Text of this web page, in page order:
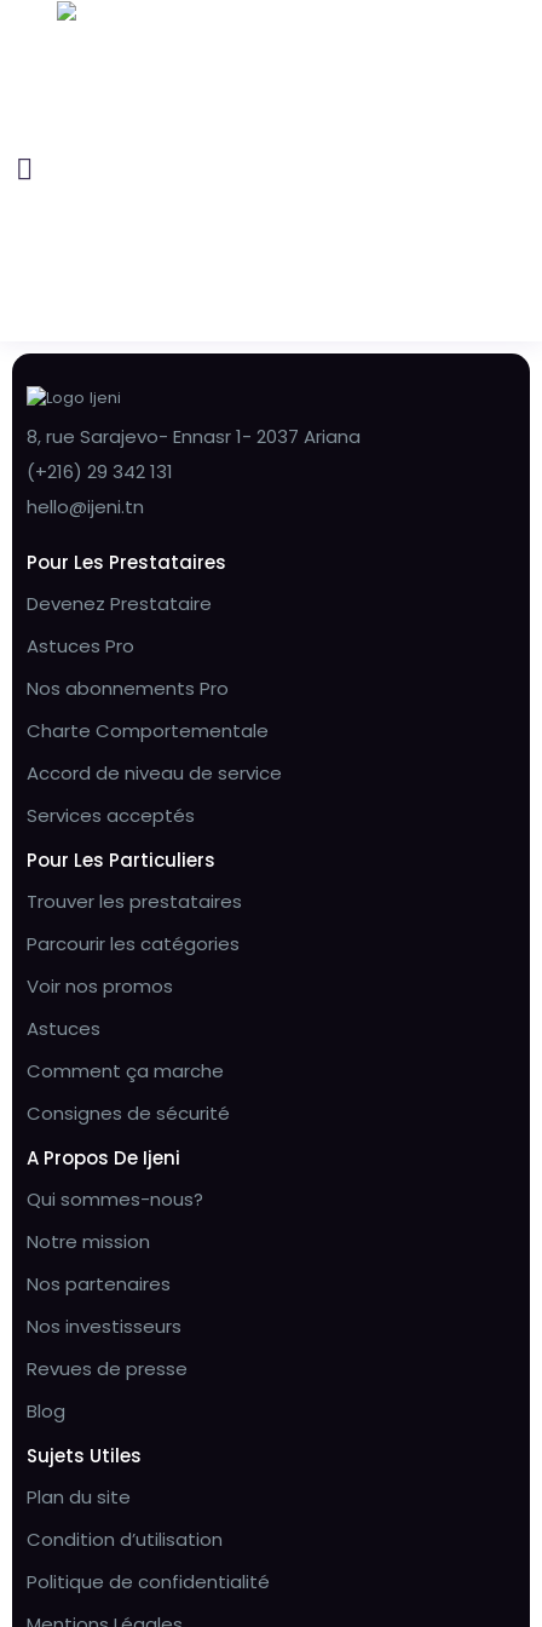
8, rue Sarajevo- Ennasr 1- 2037 Ariana
(+216) 29 342 131
hello@ijeni.tn
Pour Les Prestataires
Devenez Prestataire
Astuces Pro
Nos abonnements Pro
Charte Comportementale
Accord de niveau de service
Services acceptés
Pour Les Particuliers
Trouver les prestataires
Parcourir les catégories
Voir nos promos
Astuces
Comment ça marche
Consignes de sécurité
A Propos De Ijeni
Qui sommes-nous?
Notre mission
Nos partenaires
Nos investisseurs
Revues de presse
Blog
Sujets Utiles
Plan du site
Condition d’utilisation
Politique de confidentialité